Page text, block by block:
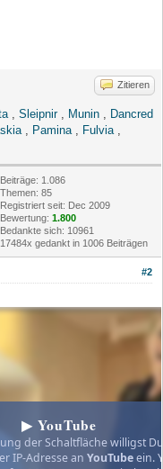
Zitieren
Sleipnir, Munin
Dancred
Pamina Fulvia
Beiträge: 1.086
Themen: 85
Registriert seit: Dec 2009
Bewertung: 1.800
Bedankte sich: 10961
17484x gedankt in 1006 Beiträgen
#2
▶ YouTube
der Schaltfläche willigst
IP-Adresse an YouTubeein.